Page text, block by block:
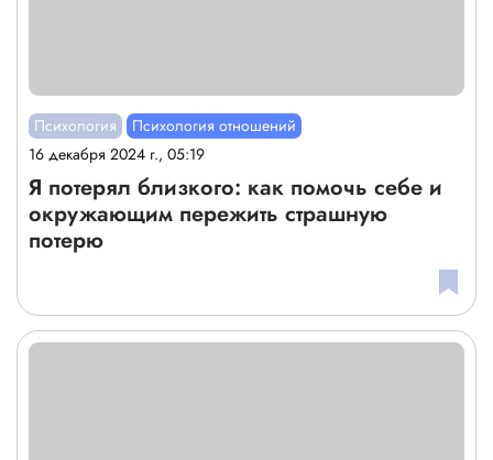
Психология
Психология отношений
16 декабря 2024 г., 05:19
Я потерял близкого: как помочь себе и
окружающим пережить страшную
потерю